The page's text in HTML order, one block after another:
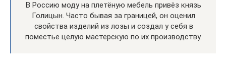
В Россию моду на плетёную мебель привёз князь
Голицын. Часто бывая за границей, он оценил
свойства изделий из лозы и создал у себя в
поместье целую мастерскую по их производству.